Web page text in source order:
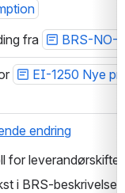
fra
BRS-NO-
EI-1250 Nye
endring
for
i BRS-